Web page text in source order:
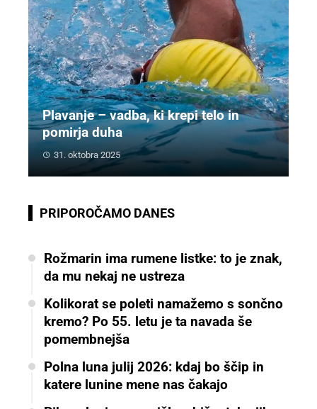
Plavanje – vadba, ki krepi telo in
pomirja duha
31. oktobra 2025
PRIPOROČAMO DANES
Rožmarin ima rumene listke: to je znak,
da mu nekaj ne ustreza
Kolikorat se poleti namažemo s sončno
kremo? Po 55. letu je ta navada še
pomembnejša
Polna luna julij 2026: kdaj bo ščip in
katere lunine mene nas čakajo